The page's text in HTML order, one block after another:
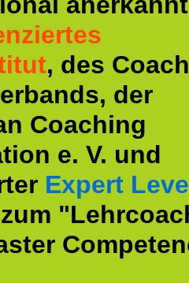
, des
der
Coaching
e. V. und
Expert
zum